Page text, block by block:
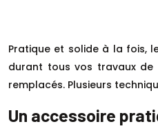
Pratique et solide à la fois,
durant tous vos travaux de
remplacés. Plusieurs
Un accessoire